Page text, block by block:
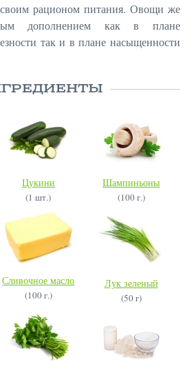
рационом питания. Овощи же
дополнением как в плане
так и в плане насыщенности
Цукини
(1 шт.)
Шампиньоны
(100 г.)
Сливочное масло
(100 г.)
Лук зеленый
(50 г)